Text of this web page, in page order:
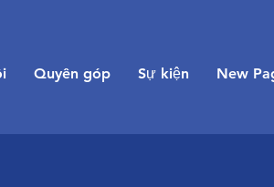
Quyên góp Sự kiện New